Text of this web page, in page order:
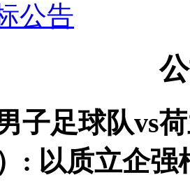
公告
子足球队vs
: 以质立企强